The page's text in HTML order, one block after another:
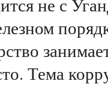
не с
Тема